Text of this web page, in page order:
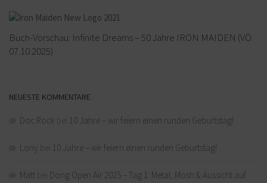
Buch-Vorschau: Infinite Dreams – 50 Jahre IRON MAIDEN (VÖ:
07.10.2025)
NEUESTE KOMMENTARE
Doc Rock 10 Jahre – wir feiern einen runden Geburtstag!
Lony 10 Jahre – wir feiern einen runden Geburtstag!
Matt Dong Open Air 2025 – Tag 1: Metal, Mosh & Aussicht auf